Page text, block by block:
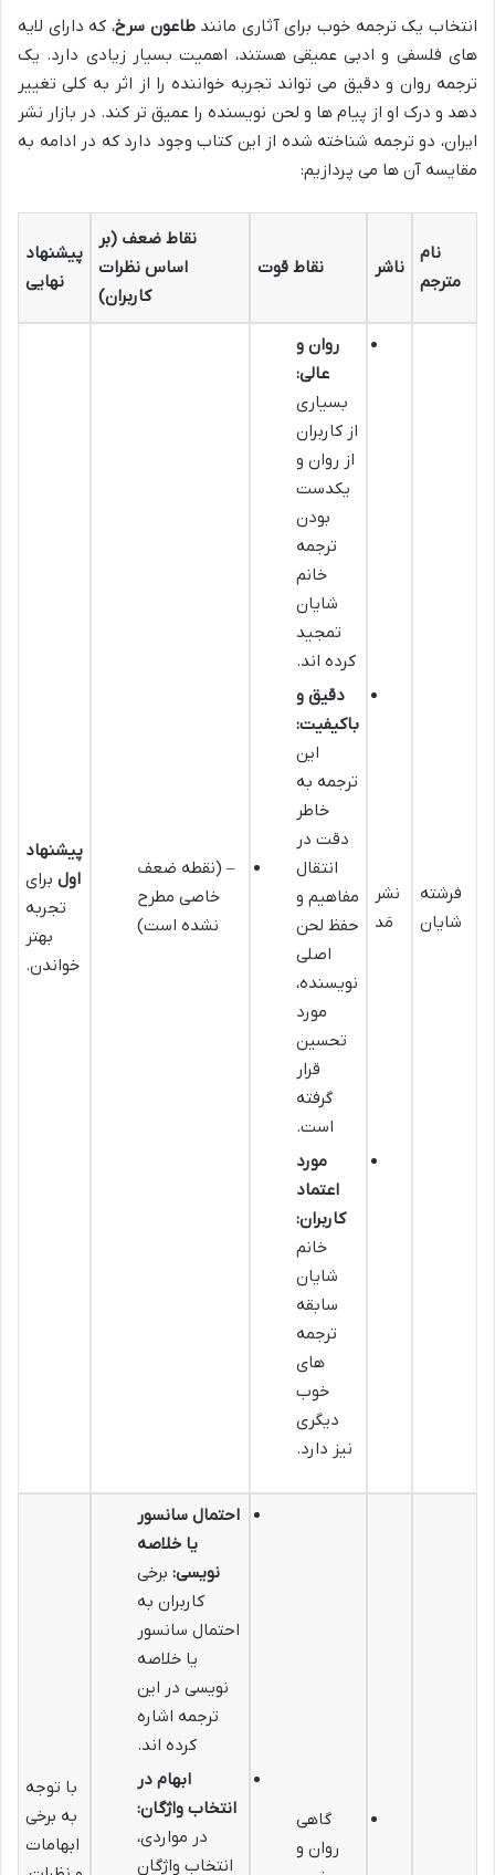
انتخاب یک ترجمه خوب برای آثاری مانندطاعون سرخ، که دارای لایه
های فلسفی و ادبی عمیقی هستند، اهمیت بسیار زیادی دارد. یک
ترجمه روان و دقیق می تواند تجربه خواننده را از اثر به کلی تغییر
دهد و درک او از پیام ها و لحن نویسنده را عمیق تر کند. در بازار نشر
ایران، دو ترجمه شناخته شده از این کتاب وجود دارد که در ادامه به
مقایسه آن ها می پردازیم:
نام
مترجم
ناشر نقاط قوت
نقاط ضعف (بر
اساس نظرات
کاربران)
پیشنهاد
نهایی
فرشته
شایان
نشر
مَد
روان و
عالی:
بسیاری
از کاربران
از روان و
یکدست
بودن
ترجمه
خانم
شایان
تمجید
کرده اند.
دقیق و
باکیفیت:
این
ترجمه به
خاطر
دقت در
انتقال
مفاهیم و
حفظ لحن
اصلی
نویسنده،
مورد
تحسین
قرار
گرفته
است.
مورد
اعتماد
کاربران:
خانم
شایان
سابقه
ترجمه
های
خوب
دیگری
نیز دارد.
– (نقطه ضعف
خاصی مطرح
نشده است)
پیشنهاد
اول برای
تجربه
بهتر
خواندن.
گاهی
روان و
احتمال سانسور
یا خلاصه
نویسی: برخی
کاربران به
احتمال سانسور
یا خلاصه
نویسی در این
ترجمه اشاره
کرده اند.
ابهام در
انتخاب واژگان:
در مواردی،
انتخاب واژگان
با توجه
به برخی
ابهامات